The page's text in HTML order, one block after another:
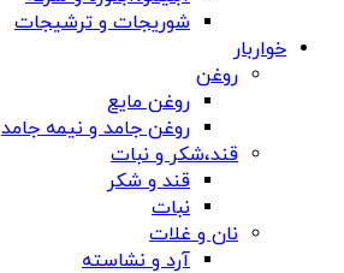
شوریجات و ترشیجات
خواربار
روغن
روغن مایع
روغن جامد و نیمه جامد
قند،شکر و نبات
قند و شکر
نبات
نان و غلات
آرد و نشاسته